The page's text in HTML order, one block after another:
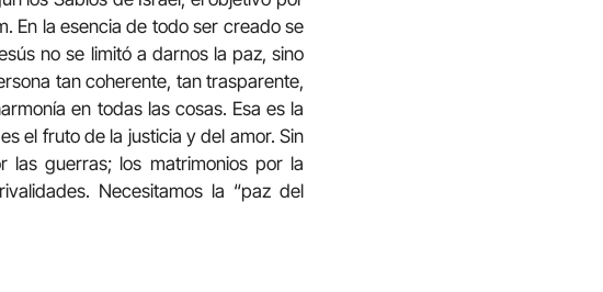
En la esencia de todo ser creado se
no se limitó a darnos la paz, sino
tan coherente, tan trasparente,
en todas las cosas. Esa es la
el fruto de la justicia y del amor. Sin
las guerras; los matrimonios por la
Necesitamos la “paz del